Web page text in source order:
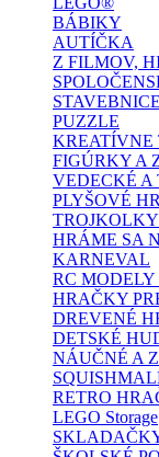
BÁBIKY
AUTÍČKA
Z FILMOV,
STAVEBNICE
PUZZLE
KREATÍVNE
FIGÚRKY A
VEDECKÉ A
PLYŠOVÉ
TROJKOLKY
HRÁME SA
KARNEVAL
RC MODELY
HRAČKY
DREVENÉ
DETSKÉ
NÁUČNÉ A
RETRO
LEGO Storage